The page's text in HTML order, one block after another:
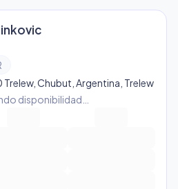
Chubut, Argentina, Trelew
disponibilidad…